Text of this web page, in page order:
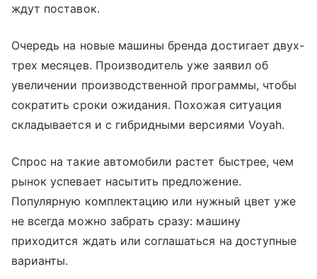
ждут поставок.
Очередь на новые машины бренда достигает двух-
трех месяцев. Производитель уже заявил об
увеличении производственной программы, чтобы
сократить сроки ожидания. Похожая ситуация
складывается и с гибридными версиями Voyah.
Спрос на такие автомобили растет быстрее, чем
рынок успевает насытить предложение.
Популярную комплектацию или нужный цвет уже
не всегда можно забрать сразу: машину
приходится ждать или соглашаться на доступные
варианты.